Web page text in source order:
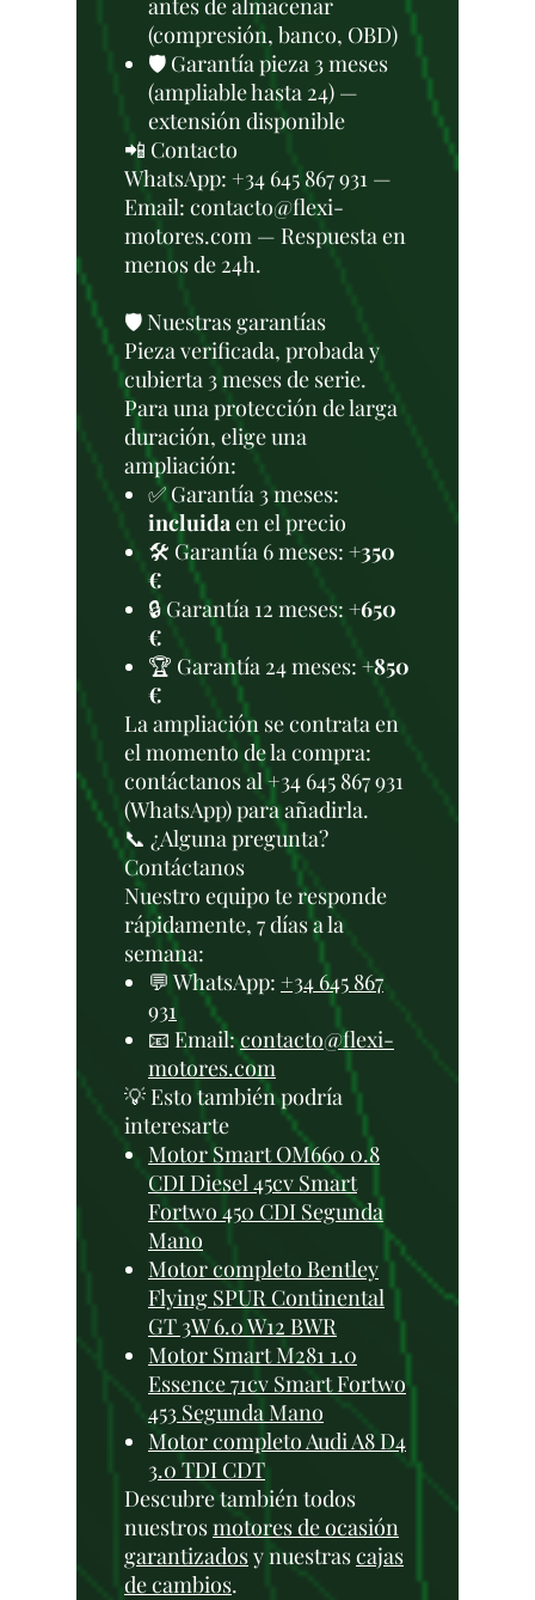
antes de almacenar
(compresión, banco, OBD)
🛡️ Garantía pieza 3 meses
(ampliable hasta 24) —
extensión disponible
📲 Contacto
WhatsApp: +34 645 867 931 —
Email: contacto@flexi-
motores.com — Respuesta en
menos de 24h.
🛡️ Nuestras garantías
Pieza verificada, probada y
cubierta 3 meses de serie.
Para una protección de larga
duración, elige una
ampliación:
✅ Garantía 3 meses:
incluidaen el precio
🛠️ Garantía 6 meses: +350
€
🔒 Garantía 12 meses: +650
€
🏆 Garantía 24 meses: +850
€
La ampliación se contrata en
el momento de la compra:
contáctanos al +34 645 867 931
(WhatsApp) para añadirla.
📞 ¿Alguna pregunta?
Contáctanos
Nuestro equipo te responde
rápidamente, 7 días a la
semana:
💬 WhatsApp: +34 645 867
931
📧 Email:contacto@flexi-
motores.com
💡 Esto también podría
interesarte
Motor Smart OM660 0.8
CDI Diesel 45cv Smart
Fortwo 450 CDI Segunda
Mano
Motor completo Bentley
Flying SPUR Continental
GT 3W 6.0 W12 BWR
Motor Smart M281 1.0
Essence 71cv Smart Fortwo
453 Segunda Mano
Motor completo Audi A8 D4
3.0 TDI CDT
Descubre también todos
nuestrosmotores de ocasión
garantizadosy nuestrascajas
de cambios.